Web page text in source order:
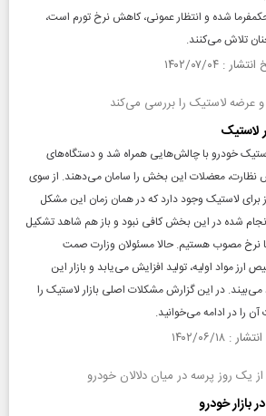
حکمفرما شده و انتظار عمونی، کاهش نرخ تورم است،
تلاش می‌کنند.
عرضه لاستیک را بررسی می‌کند
لاستیک
خودرو با چالش‌هایی همراه شد و دستگاه‌های
نظارت، معضلات این بخش را سامان می‌دهند. از سوی
لاستیک وجود دارد که در همان زمان این مشکل
انجام شده در این بخش کافی نبود و باز هم شاهد تشکیل
نرخ مصوب هستیم. حالا مسئولان وزارت صمت
مواد اولیه، تولید افزایش می‌یابد و بازار این
در این گزارش مشکلات اصلی بازار لاستیک را
را در ادامه می‌خوانید.
یک روز پرسه در میان دلالان خودرو
خودرو